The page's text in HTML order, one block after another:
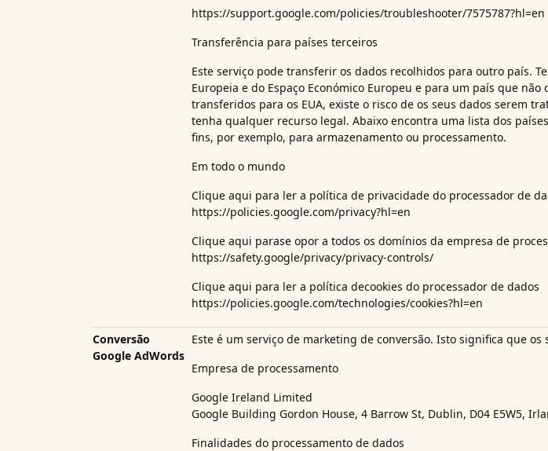
https://support.google.com/policies/troubleshooter/7575787?hl=en
Transferência para países terceiros
Este serviço pode transferir os dados recolhidos para outro país.
Europeia e do Espaço Económico Europeu e para um país que
transferidos para os EUA, existe o risco de os seus dados serem
tenha qualquer recurso legal. Abaixo encontra uma lista dos
fins, por exemplo, para armazenamento ou processamento.
Em todo o mundo
Clique aqui para ler a política de privacidade do processador de
https://policies.google.com/privacy?hl=en
Clique aqui parase opor a todos os domínios da empresa de
https://safety.google/privacy/privacy-controls/
Clique aqui para ler a política decookies do processador de dados
https://policies.google.com/technologies/cookies?hl=en
Conversão
Google AdWords
Este é um serviço de marketing de conversão. Isto significa que
Empresa de processamento
Google Ireland Limited
Google Building Gordon House, 4 Barrow St, Dublin, D04 E5W5,
Finalidades do processamento de dados